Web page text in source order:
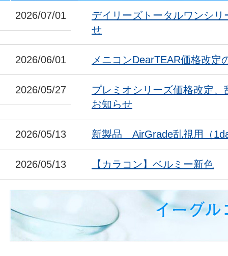
2026/07/01
デイリーズトータルワンシ
せ
2026/06/01 メニコンDearTEAR価格改定
2026/05/27
プレミオシリーズ価格改定
お知らせ
2026/05/13 新製品 AirGrade乱視用（
2026/05/13 【カラコン】ベルミー新色